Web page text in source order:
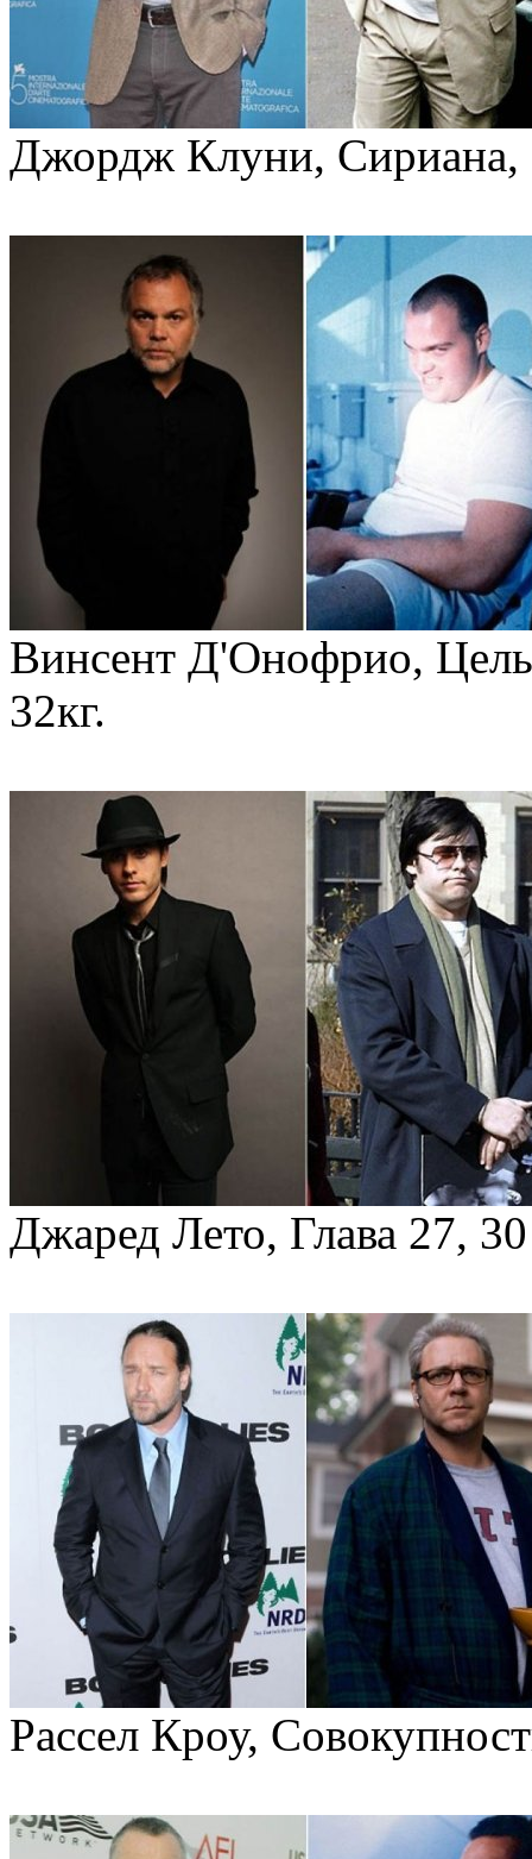
Джордж Клуни, Сириана,
Винсент Д'Онофрио,
32кг.
Джаред Лето, Глава 27, 30
Рассел Кроу,